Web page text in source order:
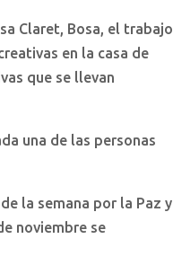
Claret, Bosa, el trabajo
en la casa de
que se llevan
una de las personas
la semana por la Paz y
noviembre se